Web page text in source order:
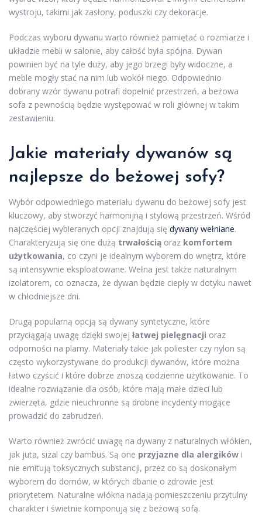
wystroju, takimi jak zasłony, poduszki czy dekoracje.
Podczas wyboru dywanu warto również pamiętać o rozmiarze i
układzie mebli w salonie, aby całość była spójna. Dywan
powinien być na tyle duży, aby jego brzegi były widoczne, a
meble mogły stać na nim lub wokół niego. Odpowiednio
dobrany wzór dywanu potrafi dopełnić przestrzeń, a beżowa
sofa z pewnością będzie występować w roli głównej w takim
zestawieniu.
Jakie materiały dywanów są
najlepsze do beżowej sofy?
Wybór odpowiedniego materiału dywanu do beżowej sofy jest
kluczowy, aby stworzyć harmonijną i stylową przestrzeń. Wśród
najczęściej wybieranych opcji znajdują się dywany wełniane.
Charakteryzują się one dużą trwałością oraz komfortem
użytkowania, co czyni je idealnym wyborem do wnętrz, które
są intensywnie eksploatowane. Wełna jest także naturalnym
izolatorem, co oznacza, że dywan będzie ciepły w dotyku nawet
w chłodniejsze dni.
Drugą popularną opcją są dywany syntetyczne, które
przyciągają uwagę dzięki swojej łatwej pielęgnacji oraz
odporności na plamy. Materiały takie jak poliester czy nylon są
często wykorzystywane do produkcji dywanów, które można
łatwo czyścić i które dobrze znoszą codzienne użytkowanie. To
idealne rozwiązanie dla osób, które mają małe dzieci lub
zwierzęta, gdzie nieuchronne są drobne incydenty mogące
prowadzić do zabrudzeń.
Warto również zwrócić uwagę na dywany z naturalnych włókien,
jak juta, sizal czy bambus. Są one przyjazne dla alergików i
nie emitują toksycznych substancji, przez co są doskonałym
wyborem do domów, w których dbanie o zdrowie jest
priorytetem. Naturalne włókna nadają pomieszczeniu przytulny
charakter i świetnie komponują się z beżową sofą.